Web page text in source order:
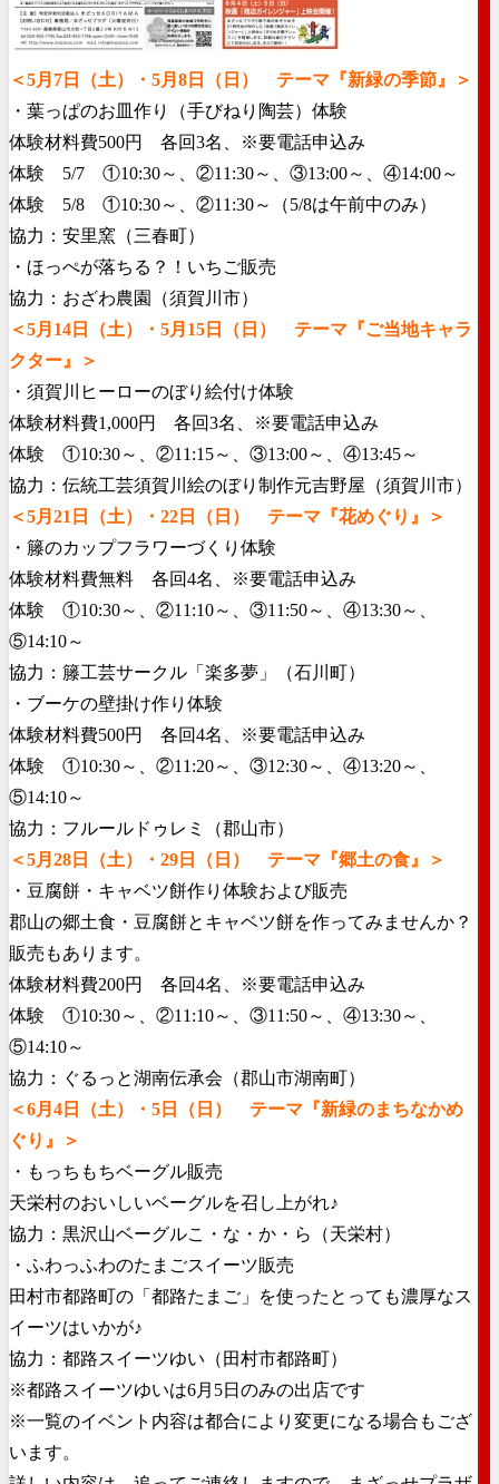
＜5月7日（土）・5月8日（日） テーマ『新緑の季節』＞
・葉っぱのお皿作り（手びねり陶芸）体験
体験材料費500円 各回3名、※要電話申込み
体験 5/7 ①10:30～、②11:30～、③13:00～、④14:00～
体験 5/8 ①10:30～、②11:30～（5/8は午前中のみ）
協力：安里窯（三春町）
・ほっぺが落ちる？！いちご販売
協力：おざわ農園（須賀川市）
＜5月14日（土）・5月15日（日） テーマ『ご当地キャラ
クター』＞
・須賀川ヒーローのぼり絵付け体験
体験材料費1,000円 各回3名、※要電話申込み
体験 ①10:30～、②11:15～、③13:00～、④13:45～
協力：伝統工芸須賀川絵のぼり制作元吉野屋（須賀川市）
＜5月21日（土）・22日（日） テーマ『花めぐり』＞
・籐のカップフラワーづくり体験
体験材料費無料 各回4名、※要電話申込み
体験 ①10:30～、②11:10～、③11:50～、④13:30～、
⑤14:10～
協力：籐工芸サークル「楽多夢」（石川町）
・ブーケの壁掛け作り体験
体験材料費500円 各回4名、※要電話申込み
体験 ①10:30～、②11:20～、③12:30～、④13:20～、
⑤14:10～
協力：フルールドゥレミ（郡山市）
＜5月28日（土）・29日（日） テーマ『郷土の食』＞
・豆腐餅・キャベツ餅作り体験および販売
郡山の郷土食・豆腐餅とキャベツ餅を作ってみませんか？
販売もあります。
体験材料費200円 各回4名、※要電話申込み
体験 ①10:30～、②11:10～、③11:50～、④13:30～、
⑤14:10～
協力：ぐるっと湖南伝承会（郡山市湖南町）
＜6月4日（土）・5日（日） テーマ『新緑のまちなかめ
ぐり』＞
・もっちもちベーグル販売
天栄村のおいしいベーグルを召し上がれ♪
協力：黒沢山ベーグルこ・な・か・ら（天栄村）
・ふわっふわのたまごスイーツ販売
田村市都路町の「都路たまご」
を使ったとっても濃厚なス
イーツはいかが♪
協力：都路スイーツゆい（田村市都路町）
※都路スイーツゆいは6月5日のみの出店です
※一覧のイベント内容は都合により変更になる場合もござ
います。